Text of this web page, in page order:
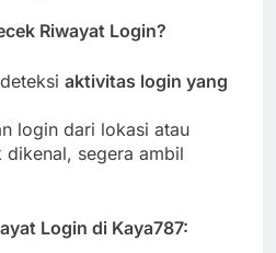
Riwayat Login?
aktivitas login yang
login dari lokasi atau
dikenal, segera ambil
Login di Kaya787: